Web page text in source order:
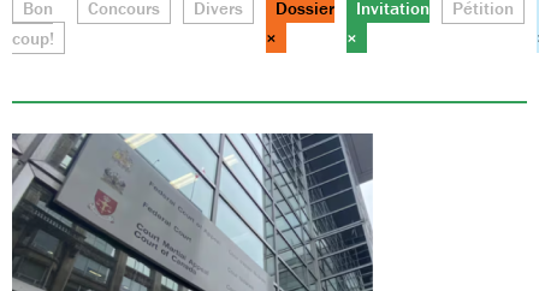
Bon
coup!
Concours Divers
Dossier
×
Invitation
×
Pétition